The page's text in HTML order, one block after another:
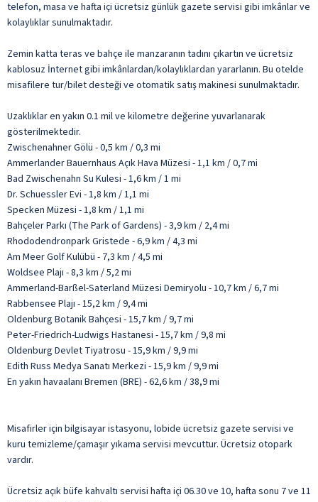
telefon, masa ve hafta içi ücretsiz günlük gazete servisi gibi imkânlar ve
kolaylıklar sunulmaktadır.
Zemin katta teras ve bahçe ile manzaranın tadını çıkartın ve ücretsiz
kablosuz İnternet gibi imkânlardan/kolaylıklardan yararlanın. Bu otelde
misafilere tur/bilet desteği ve otomatik satış makinesi sunulmaktadır.
Uzaklıklar en yakın 0.1 mil ve kilometre değerine yuvarlanarak
gösterilmektedir.
Zwischenahner Gölü - 0,5 km / 0,3 mi
Ammerlander Bauernhaus Açık Hava Müzesi - 1,1 km / 0,7 mi
Bad Zwischenahn Su Kulesi - 1,6 km / 1 mi
Dr. Schuessler Evi - 1,8 km / 1,1 mi
Specken Müzesi - 1,8 km / 1,1 mi
Bahçeler Parkı (The Park of Gardens) - 3,9 km / 2,4 mi
Rhododendronpark Gristede - 6,9 km / 4,3 mi
Am Meer Golf Kulübü - 7,3 km / 4,5 mi
Woldsee Plajı - 8,3 km / 5,2 mi
Ammerland-Barßel-Saterland Müzesi Demiryolu - 10,7 km / 6,7 mi
Rabbensee Plajı - 15,2 km / 9,4 mi
Oldenburg Botanik Bahçesi - 15,7 km / 9,7 mi
Peter-Friedrich-Ludwigs Hastanesi - 15,7 km / 9,8 mi
Oldenburg Devlet Tiyatrosu - 15,9 km / 9,9 mi
Edith Russ Medya Sanatı Merkezi - 15,9 km / 9,9 mi
En yakın havaalanı Bremen (BRE) - 62,6 km / 38,9 mi
Misafirler için bilgisayar istasyonu, lobide ücretsiz gazete servisi ve
kuru temizleme/çamaşır yıkama servisi mevcuttur. Ücretsiz otopark
vardır.
Ücretsiz açık büfe kahvaltı servisi hafta içi 06.30 ve 10, hafta sonu 7 ve 11